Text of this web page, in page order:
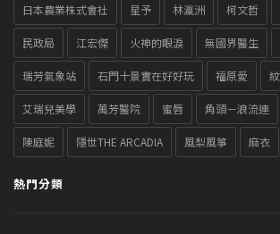
日本農業株式會社 星予 林瀛洲 柯文哲
民政局 江宏傑 火神的眼淚 無國界醫生
瑞芳氣象站 石門十景實在好好玩 福原愛
艾瑞兒美學 萬芳醫院 蜜唇 角頭－浪流連
陳庭妮 隱世THE ARCADIA 風梨風箏 麻衣
熱門分類